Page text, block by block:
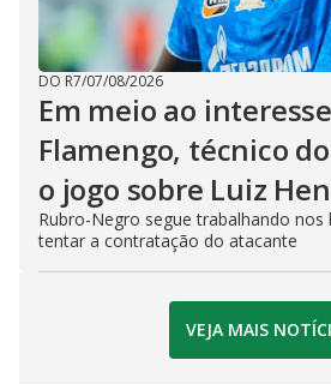
DO R7/07/08/2026
Em meio ao
Flamengo, técnico
o jogo sobre Luiz
Rubro-Negro segue trabalhando nos
tentar a contratação do atacante
VEJA MAIS